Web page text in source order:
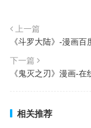
上一篇
《斗罗大陆》-漫画
下一篇
《鬼灭之刃》漫画-
相关推荐